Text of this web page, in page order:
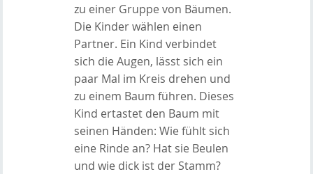
zu einer Gruppe von Bäumen.
Die Kinder wählen einen
Partner. Ein Kind verbindet
sich die Augen, lässt sich ein
paar Mal im Kreis drehen und
zu einem Baum führen. Dieses
Kind ertastet den Baum mit
seinen Händen: Wie fühlt sich
eine Rinde an? Hat sie Beulen
und wie dick ist der Stamm?